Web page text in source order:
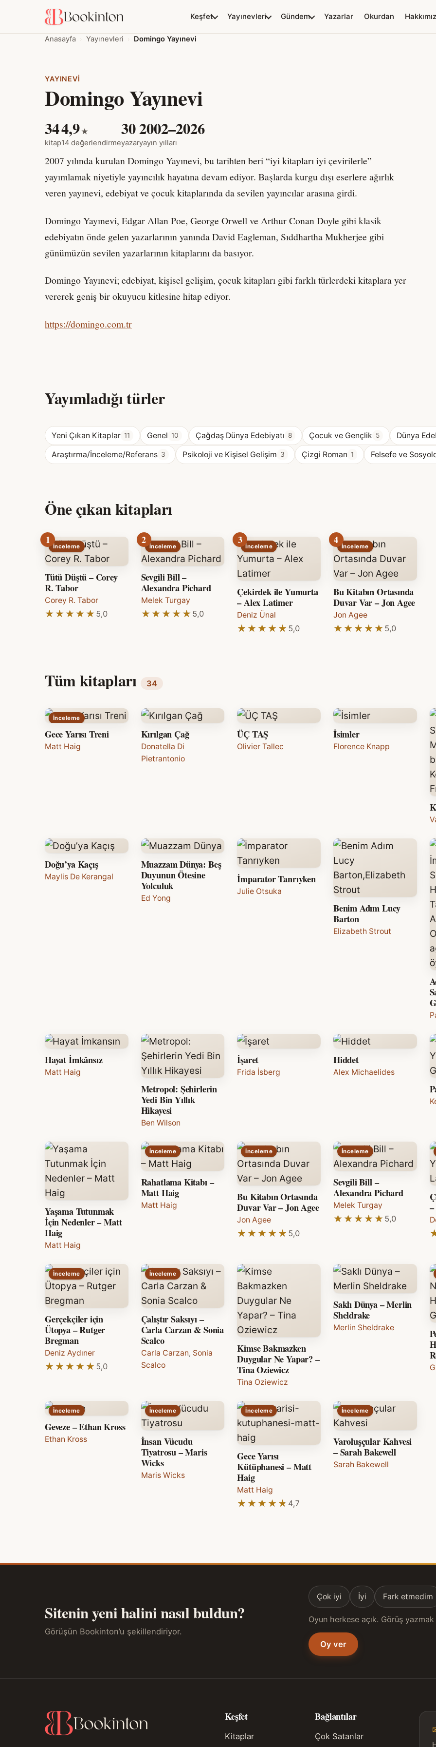
Keşfet Yayınevleri Gündem Yazarlar Okurdan
Anasayfa Yayınevleri Domingo Yayınevi
YAYINEVI
Domingo Yayınevi
34
kitap
4,9★
14 değerlendirme
30
yazar
2002–2026
yayın yılları
2007 yılında kurulan Domingo Yayınevi, bu tarihten beri “iyi kitapları iyi çevirilerle”
yayımlamak niyetiyle yayıncılık hayatına devam ediyor. Başlarda kurgu dışı eserlere ağırlık
veren yayınevi, edebiyat ve çocuk kitaplarında da sevilen yayıncılar arasına girdi.
Domingo Yayınevi, Edgar Allan Poe, George Orwell ve Arthur Conan Doyle gibi klasik
edebiyatın önde gelen yazarlarının yanında David Eagleman, Sıddhartha Mukherjee gibi
günümüzün sevilen yazarlarının kitaplarını da basıyor.
Domingo Yayınevi; edebiyat, kişisel gelişim, çocuk kitapları gibi farklı türlerdeki kitaplara yer
vererek geniş bir okuyucu kitlesine hitap ediyor.
https://domingo.com.tr
Yayımladığı türler
Yeni Çıkan Kitaplar 11 Genel 10 Çağdaş Dünya Edebiyatı 8 Çocuk ve Gençlik 5 Dünya
Araştırma/İnceleme/Referans 3 Psikoloji ve Kişisel Gelişim 3 Çizgi Roman 1 Felsefe ve
Öne çıkan kitapları
1
İnceleme
Tütü Düştü – Corey
R. Tabor
Corey R. Tabor
★★★★★
★★★★★ 5,0
2
İnceleme
Sevgili Bill –
Alexandra Pichard
Melek Turgay
★★★★★
★★★★★ 5,0
3
İnceleme
Çekirdek ile Yumurta
– Alex Latimer
Deniz Ünal
★★★★★
★★★★★ 5,0
4
İnceleme
Bu Kitabın Ortasında
Duvar Var – Jon Agee
Jon Agee
★★★★★
★★★★★ 5,0
Tüm kitapları 34
İnceleme
Gece Yarısı Treni
Matt Haig
Kırılgan Çağ
Donatella Di
Pietrantonio
ÜÇ TAŞ
Olivier Tallec
İsimler
Florence Knapp
Doğu’ya Kaçış
Maylis De Kerangal
Muazzam Dünya: Beş
Duyunun Ötesine
Yolculuk
Ed Yong
İmparator Tanrıyken
Julie Otsuka
Benim Adım Lucy
Barton
Elizabeth Strout
Hayat İmkânsız
Matt Haig
Metropol: Şehirlerin
Yedi Bin Yıllık
Hikayesi
Ben Wilson
İşaret
Frida İsberg
Hiddet
Alex Michaelides
Yaşama Tutunmak
İçin Nedenler – Matt
Haig
Matt Haig
İnceleme
Rahatlama Kitabı –
Matt Haig
Matt Haig
İnceleme
Bu Kitabın Ortasında
Duvar Var – Jon Agee
Jon Agee
★★★★★
★★★★★ 5,0
İnceleme
Sevgili Bill –
Alexandra Pichard
Melek Turgay
★★★★★
★★★★★ 5,0
İnceleme
Gerçekçiler için
Ütopya – Rutger
Bregman
Deniz Aydıner
★★★★★
★★★★★ 5,0
İnceleme
Çalıştır Saksıyı –
Carla Carzan & Sonia
Scalco
Carla Carzan, Sonia
Scalco
Kimse Bakmazken
Duygular Ne Yapar? –
Tina Oziewicz
Tina Oziewicz
Saklı Dünya – Merlin
Sheldrake
Merlin Sheldrake
İnceleme
Geveze – Ethan Kross
Ethan Kross
İnceleme
İnsan Vücudu
Tiyatrosu – Maris
Wicks
Maris Wicks
İnceleme
Gece Yarısı
Kütüphanesi – Matt
Haig
Matt Haig
★★★★★
★★★★★ 4,7
İnceleme
Varoluşçular Kahvesi
– Sarah Bakewell
Sarah Bakewell
Sitenin yeni halini nasıl buldun?
Görüşün Bookinton’u şekillendiriyor.
Çok iyi İyi Fark etmedim
Oyun herkese açık. Görüş
Oy ver
Keşfet
Kitaplar
Bağlantılar
Çok Satanlar